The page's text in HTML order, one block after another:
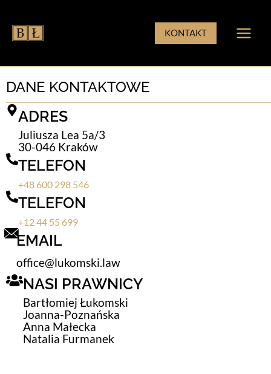
treści
KONTAKT
DANE KONTAKTOWE
ADRES
Juliusza Lea 5a/3
30-046 Kraków
TELEFON
+48 600 298 546
TELEFON
+12 44 55 699
EMAIL
office@lukomski.law
NASI PRAWNICY
Bartłomiej Łukomski
Joanna-Poznańska
Anna Małecka
Natalia Furmanek